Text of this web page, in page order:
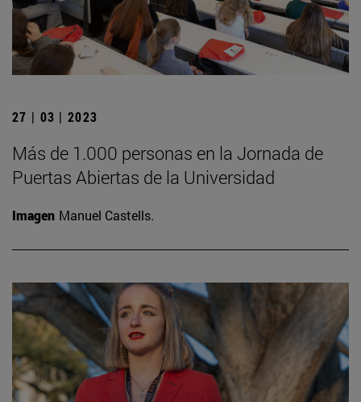
27 | 03 | 2023
Más de 1.000 personas en la Jornada de
Puertas Abiertas de la Universidad
Imagen Manuel Castells.